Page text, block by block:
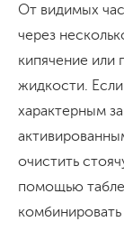
От видимых
через
кипячение или
жидкости.
характерным
очистить
помощью